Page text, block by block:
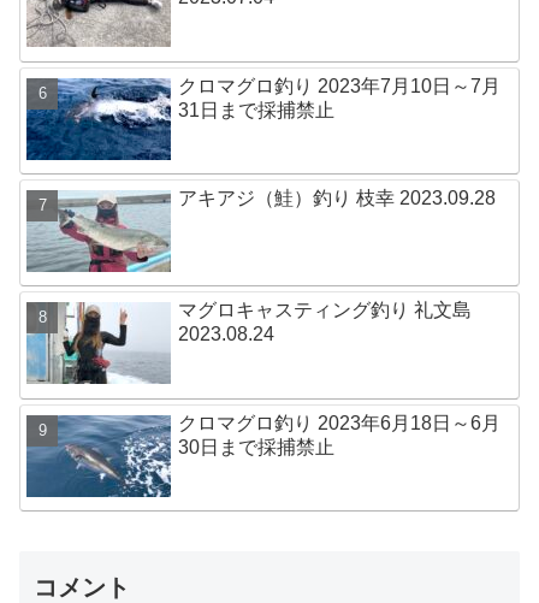
クロマグロ釣り 2023年7月10日～7月
31日まで採捕禁止
アキアジ（鮭）釣り 枝幸 2023.09.28
マグロキャスティング釣り 礼文島
2023.08.24
クロマグロ釣り 2023年6月18日～6月
30日まで採捕禁止
コメント